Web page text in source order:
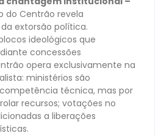
do Centrão revela
extorsão política.
ideológicos que
concessões
opera exclusivamente na
ministérios são
técnica, mas por
recursos; votações no
a liberações